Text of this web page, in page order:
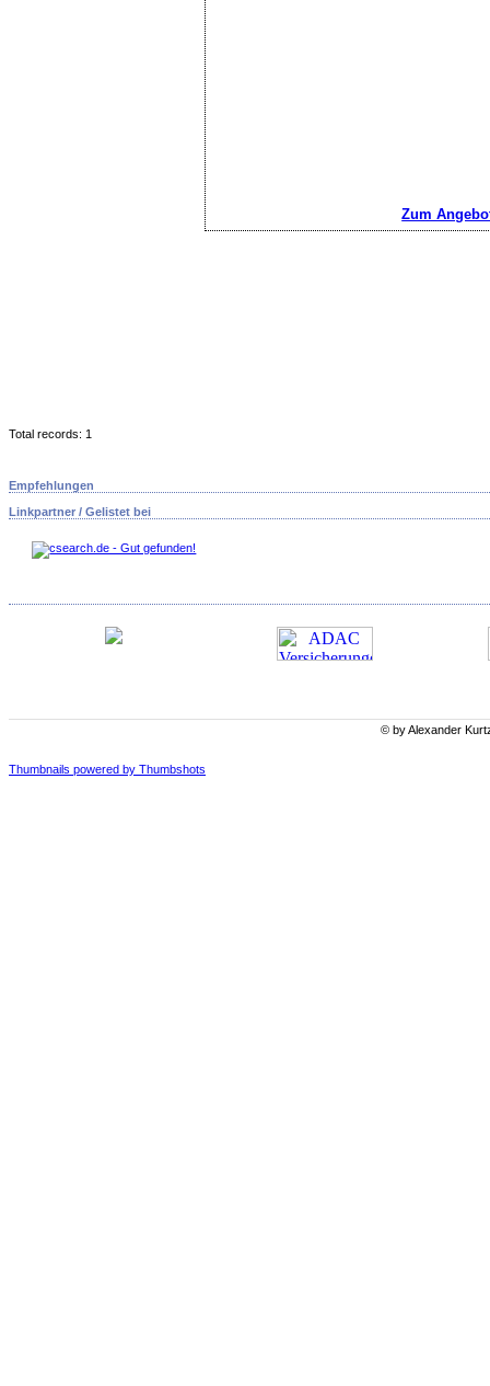
Zum
Total records: 1
Empfehlungen
Linkpartner / Gelistet bei
© by Alexander
Thumbnails powered by Thumbshots